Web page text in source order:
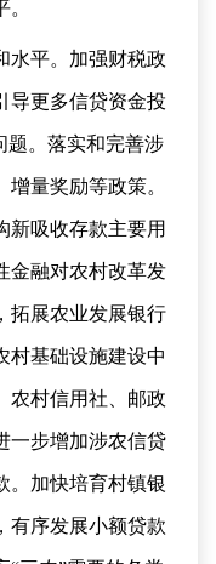
水平。加强财税政
导更多信贷资金投
题。落实和完善涉
量奖励等政策。
新吸收存款主要用
金融对农村改革发
拓展农业发展银行
村基础设施建设中
农村信用社、邮政
一步增加涉农信贷
。加快培育村镇银
有序发展小额贷款